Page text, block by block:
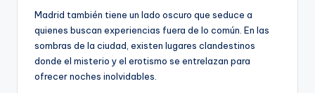
Madrid también tiene un lado oscuro que seduce a
quienes buscan experiencias fuera de lo común. En las
sombras de la ciudad, existen lugares clandestinos
donde el misterio y el erotismo se entrelazan para
ofrecer noches inolvidables.